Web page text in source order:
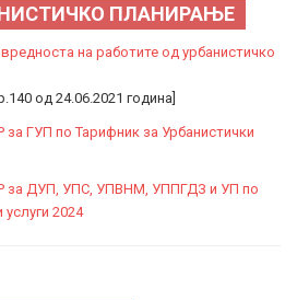
ПЛАНИРАЊЕ
на работите од урбанистичко
од 24.06.2021 година]
ГУП по Тарифник за Урбанистички
за ДУП, УПС, УПВНМ, УППГДЗ и УП по
2024